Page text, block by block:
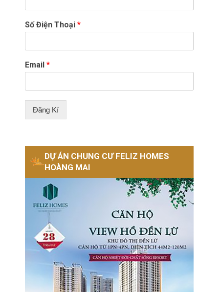
Số Điện Thoại*
Email*
Đăng Kí
DỰ ÁN CHUNG CƯ FELIZ HOMES
HOÀNG MAI